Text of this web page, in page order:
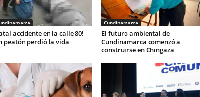
accidente en la calle 80!
peatón perdió la vida
Cundinamarca
El futuro ambiental de
Cundinamarca comenzó a
construirse en Chingaza